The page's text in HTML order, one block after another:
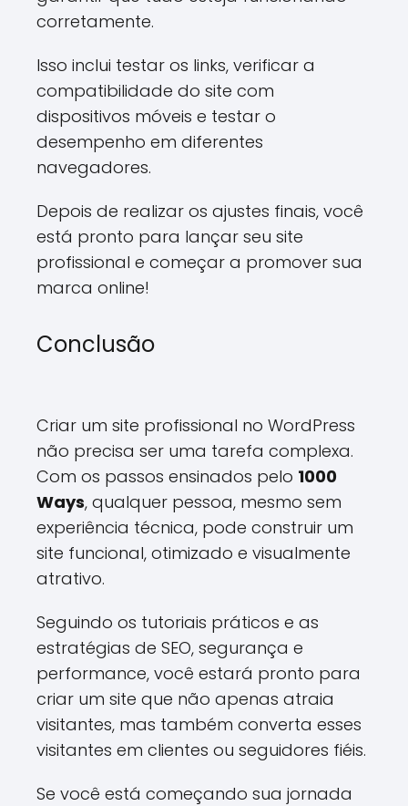
corretamente.
Isso inclui testar os links, verificar a
compatibilidade do site com
dispositivos móveis e testar o
desempenho em diferentes
navegadores.
Depois de realizar os ajustes finais, você
está pronto para lançar seu site
profissional e começar a promover sua
marca online!
Conclusão
Criar um site profissional no WordPress
não precisa ser uma tarefa complexa.
Com os passos ensinados pelo 1000
Ways, qualquer pessoa, mesmo sem
experiência técnica, pode construir um
site funcional, otimizado e visualmente
atrativo.
Seguindo os tutoriais práticos e as
estratégias de SEO, segurança e
performance, você estará pronto para
criar um site que não apenas atraia
visitantes, mas também converta esses
visitantes em clientes ou seguidores fiéis.
Se você está começando sua jornada